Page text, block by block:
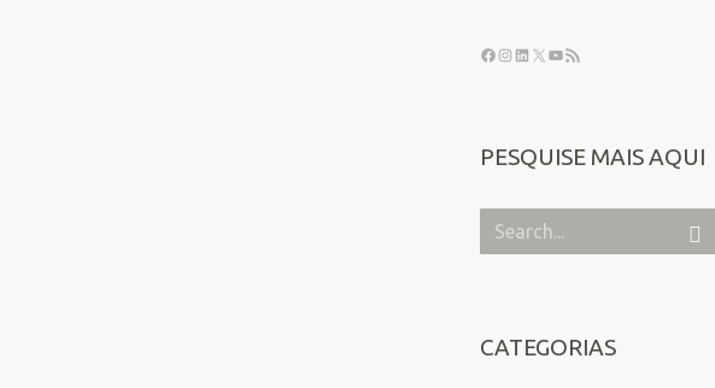
PESQUISE MAIS AQUI
CATEGORIAS